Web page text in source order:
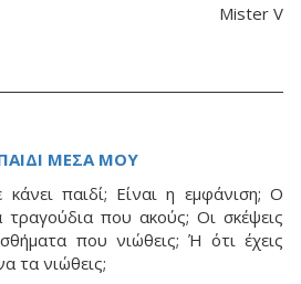
Mister V
ΜΕΣΑ ΜΟΥ
παιδί; Είναι η εμφάνιση; Ο
που ακούς; Οι σκέψεις
που νιώθεις; Ή ότι έχεις
τα νιώθεις;